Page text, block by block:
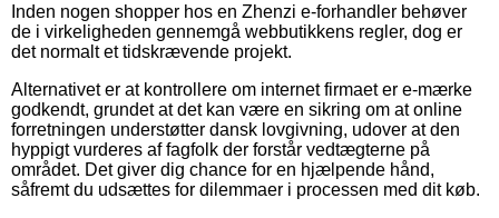
Inden nogen shopper hos en Zhenzi e-forhandler behøver
de i virkeligheden gennemgå webbutikkens regler, dog er
det normalt et tidskrævende projekt.
Alternativet er at kontrollere om internet firmaet er e-mærke
godkendt, grundet at det kan være en sikring om at online
forretningen understøtter dansk lovgivning, udover at den
hyppigt vurderes af fagfolk der forstår vedtægterne på
området. Det giver dig chance for en hjælpende hånd,
såfremt du udsættes for dilemmaer i processen med dit køb.